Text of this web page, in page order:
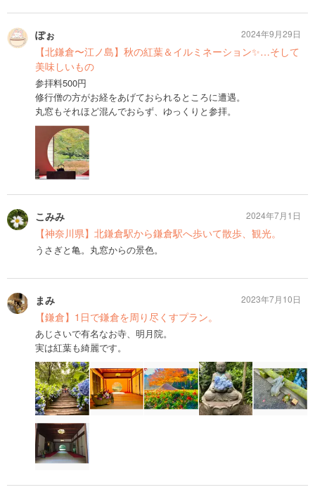
ぽぉ
【北鎌倉〜江ノ島】秋の紅葉＆イルミネーション✨…そして
美味しいもの
参拝料500円
修行僧の方がお経をあげておられるところに遭遇。
丸窓もそれほど混んでおらず、ゆっくりと参拝。
2024年9月29日
こみみ
【神奈川県】北鎌倉駅から鎌倉駅へ歩いて散歩、観光。
うさぎと亀。丸窓からの景色。
2024年7月1日
まみ
【鎌倉】1日で鎌倉を周り尽くすプラン。
あじさいで有名なお寺、明月院。
実は紅葉も綺麗です。
2023年7月10日